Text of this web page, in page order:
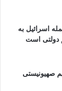
اسرائیل به
دولتی است
صهیونیستی